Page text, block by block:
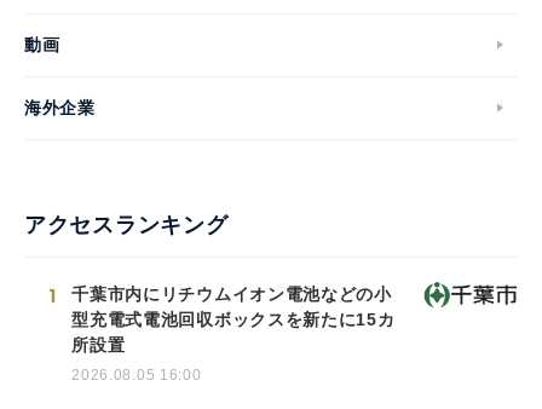
動画
海外企業
アクセスランキング
1
千葉市内にリチウムイオン電池などの小
型充電式電池回収ボックスを新たに15カ
所設置
2026.08.05 16:00